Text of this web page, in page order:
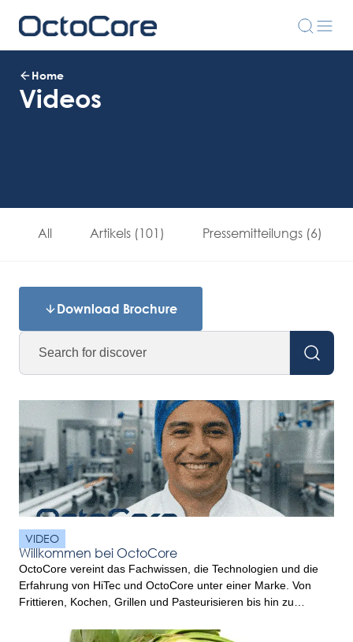
Home
Videos
All Artikels (101) Pressemitteilungs (6)
Download Brochure
VIDEO
Willkommen bei OctoCore
OctoCore vereint das Fachwissen, die Technologien und die
Erfahrung von HiTec und OctoCore unter einer Marke. Von
Frittieren, Kochen, Grillen und Pasteurisieren bis hin zu
OctoCore umfassende Lösungen für die